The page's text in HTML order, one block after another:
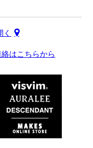
はこちらから